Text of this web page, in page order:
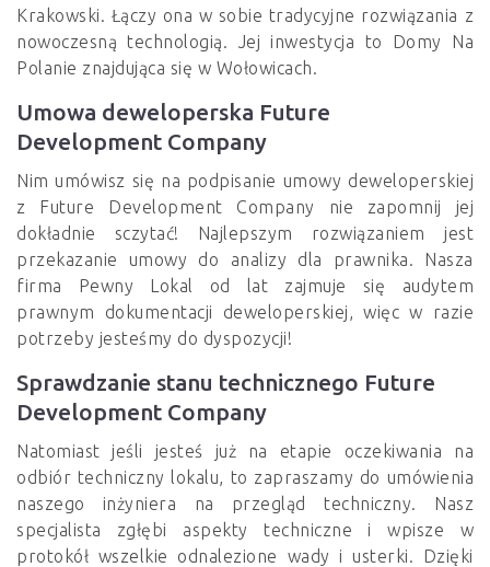
Krakowski. Łączy ona w sobie tradycyjne rozwiązania z
nowoczesną technologią. Jej inwestycja to Domy Na
Polanie znajdująca się w Wołowicach.
Umowa deweloperska Future
Development Company
Nim umówisz się na podpisanie umowy deweloperskiej
z Future Development Company nie zapomnij jej
dokładnie sczytać! Najlepszym rozwiązaniem jest
przekazanie umowy do analizy dla prawnika. Nasza
firma Pewny Lokal od lat zajmuje się audytem
prawnym dokumentacji deweloperskiej, więc w razie
potrzeby jesteśmy do dyspozycji!
Sprawdzanie stanu technicznego Future
Development Company
Natomiast jeśli jesteś już na etapie oczekiwania na
odbiór techniczny lokalu, to zapraszamy do umówienia
naszego inżyniera na przegląd techniczny. Nasz
specjalista zgłębi aspekty techniczne i wpisze w
protokół wszelkie odnalezione wady i usterki. Dzięki